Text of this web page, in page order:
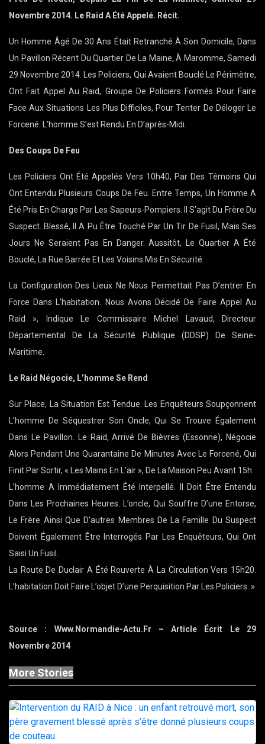
Novembre 2014. Le Raid A Été Appelé. Récit.
Un Homme Âgé De 30 Ans Était Retranché À Son Domicile, Dans
Un Pavillon Récent Du Quartier De La Maine, À Maromme, Samedi
29 Novembre 2014. Les Policiers, Qui Avaient Bouclé Le Périmètre,
Ont Fait Appel Au Raid, Groupe De Policiers Formés Pour Faire
Face Aux Situations Les Plus Difficiles, Pour Tenter De Déloger Le
Forcené. L’homme S’est Rendu En D’après-Midi.
Des Coups De Feu
Les Policiers Ont Été Appelés Vers 10h40, Par Des Témoins Qui
Ont Entendu Plusieurs Coups De Feu. Entre Temps, Un Homme A
Été Pris En Charge Par Les Sapeurs-Pompiers. Il S’agit Du Frère Du
Suspect. Blessé, Il A Pu Être Touché Par Un Tir De Fusil, Mais Ses
Jours Ne Seraient Pas En Danger. Aussitôt, Le Quartier A Été
Bouclé, La Rue Barrée Et Les Voisins Mis En Sécurité.
La Configuration Des Lieux Ne Nous Permettait Pas D’entrer En
Force Dans L’habitation. Nous Avons Décidé De Faire Appel Au
Raid », Indique Le Commissaire Michel Lavaud, Directeur
Départemental De La Sécurité Publique (DDSP) De Seine-
Maritime.
Le Raid Négocie, L’homme Se Rend
Sur Place, La Situation Est Tendue. Les Enquêteurs Soupçonnent
L’homme De Séquestrer Son Oncle, Qui Se Trouve Également
Dans Le Pavillon. Le Raid, Arrivé De Bièvres (Essonne), Négocie
Alors Pendant Une Quarantaine De Minutes Avec Le Forcené, Qui
Finit Par Sortir, « Les Mains En L’air », De La Maison Peu Avant 15h.
L’homme A Immédiatement Été Interpellé. Il Doit Être Entendu
Dans Les Prochaines Heures. L’oncle, Qui Souffre D’une Entorse,
Le Frère Ainsi Que D’autres Membres De La Famille Du Suspect
Doivent Également Être Interrogés Par Les Enquêteurs, Qui Ont
Saisi Un Fusil.
La Route De Duclair A Été Rouverte À La Circulation Vers 15h20.
L’habitation Doit Faire L’objet D’une Perquisition Par Les Policiers. »
Source : Www.normandie-Actu.fr – Article Écrit Le 29
Novembre 2014
More Stories